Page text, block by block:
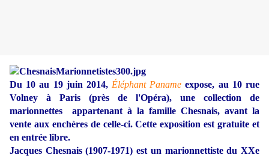
Du 10 au 19 juin 2014, Éléphant Paname expose, au 10 rue
Volney à Paris (près de l'Opéra), une collection de
marionnettes appartenant à la famille Chesnais, avant la
vente aux enchères de celle-ci. Cette exposition est gratuite et
en entrée libre.
Jacques Chesnais (1907-1971) est un marionnettiste du XXe